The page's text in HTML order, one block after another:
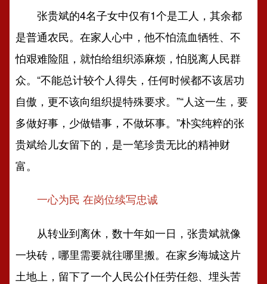
张贵斌的4名子女中仅有1个是工人，其余都
是普通农民。在家人心中，他不怕流血牺牲、不
怕艰难险阻，就怕给组织添麻烦，怕脱离人民群
众。“不能总计较个人得失，任何时候都不该居功
自傲，更不该向组织提特殊要求。”“人这一生，要
多做好事，少做错事，不做坏事。”朴实纯粹的张
贵斌给儿女留下的，是一笔珍贵无比的精神财
富。
一心为民 在岗位续写忠诚
从转业到离休，数十年如一日，张贵斌就像
一块砖，哪里需要就往哪里搬。在家乡海城这片
土地上，留下了一个人民公仆任劳任怨、埋头苦